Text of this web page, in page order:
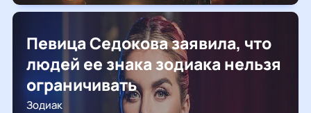
Певица Седокова заявила, что
людей ее знака зодиака нельзя
ограничивать
Зодиак